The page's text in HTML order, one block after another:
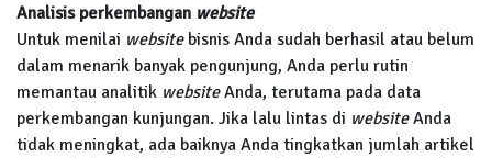
Analisis perkembangan website
Untuk menilai website bisnis Anda sudah berhasil atau belum
dalam menarik banyak pengunjung, Anda perlu rutin
memantau analitik websiteAnda, terutama pada data
perkembangan kunjungan. Jika lalu lintas di websiteAnda
tidak meningkat, ada baiknya Anda tingkatkan jumlah artikel